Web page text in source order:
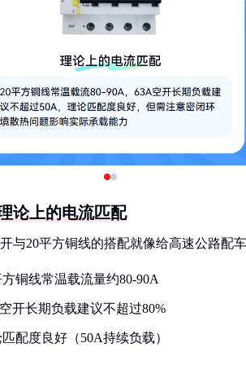
论上的电流匹配
与20平方铜线的搭配就像给高速公路配
方铜线常温载流量约80-90A
开长期负载建议不超过80%
配度良好（50A持续负载）